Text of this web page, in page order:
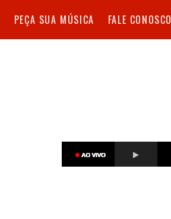
PEÇA SUA MÚSICA FALE CONOSCO